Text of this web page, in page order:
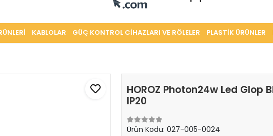
KABLOLAR GÜÇ KONTROL CİHAZLARI VE RÖLELER PLASTİK ÜRÜNLER
HOROZ Photon24w Led Glop
IP20
Ürün Kodu: 027-005-0024